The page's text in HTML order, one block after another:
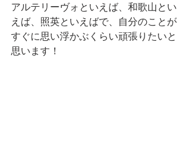
アルテリーヴォといえば、和歌山とい
えば、照英といえばで、自分のことが
すぐに思い浮かぶくらい頑張りたいと
思います！